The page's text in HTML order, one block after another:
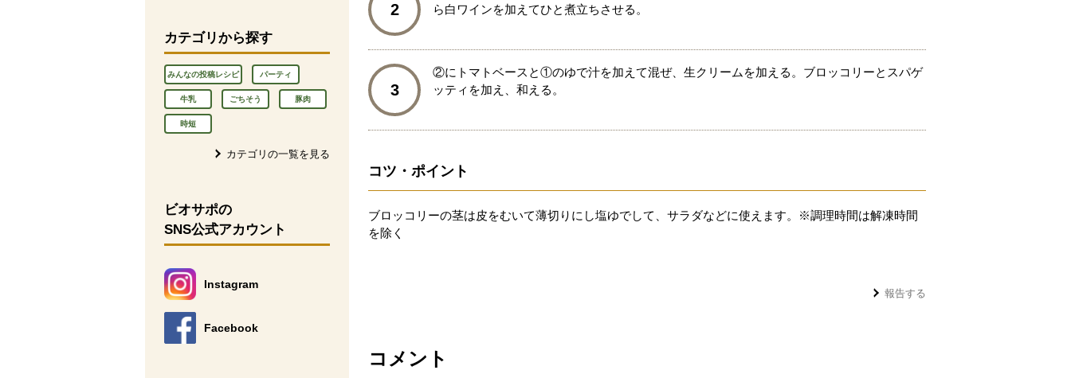
カテゴリから探す
みんなの投稿レシピ パーティ
牛乳 ごちそう 豚肉
時短
カテゴリの一覧を見る
ビオサポの
SNS公式アカウント
Instagram
別のウィンドウで開きます。
Facebook
別のウィンドウで開きます。
2
ら白ワインを加えてひと煮立ちさせる。
3
②にトマトベースと①のゆで汁を加えて混ぜ、生クリームを加える。ブロッコリーとスパゲ
ッティを加え、和える。
コツ・ポイント
ブロッコリーの茎は皮をむいて薄切りにし塩ゆでして、サラダなどに使えます。※調理時間は解凍時間
を除く
報告する
コメント